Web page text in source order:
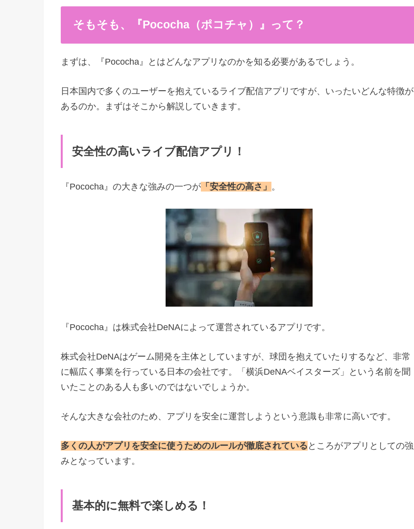
そもそも、『Pococha（ポコチャ）』って？
まずは、『Pococha』とはどんなアプリなのかを知る必要があるでしょう。
日本国内で多くのユーザーを抱えているライブ配信アプリですが、いったいどんな特徴が
あるのか。まずはそこから解説していきます。
安全性の高いライブ配信アプリ！
『Pococha』の大きな強みの一つが 「安全性の高さ」 。
『Pococha』は株式会社DeNAによって運営されているアプリです。
株式会社DeNAはゲーム開発を主体としていますが、球団を抱えていたりするなど、非常
に幅広く事業を行っている日本の会社です。「横浜DeNAベイスターズ」という名前を聞
いたことのある人も多いのではないでしょうか。
そんな大きな会社のため、アプリを安全に運営しようという意識も非常に高いです。
多くの人がアプリを安全に使うためのルールが徹底されている ところがアプリとしての強
みとなっています。
基本的に無料で楽しめる！